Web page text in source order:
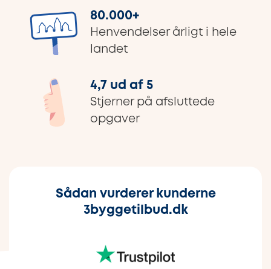
80.000+
Henvendelser årligt i hele
landet
4,7 ud af 5
Stjerner på afsluttede
opgaver
Sådan vurderer kunderne
3byggetilbud.dk